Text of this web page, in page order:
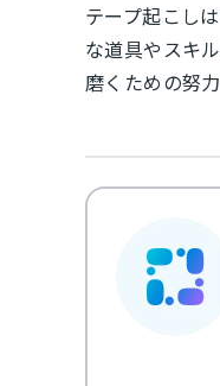
テープ起こし
な道具やスキ
磨くための努